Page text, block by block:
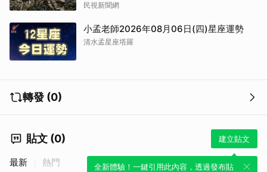
民視新聞網
小孟老師2026年08月06日(四)星座運勢
清水孟星座塔羅
轉發 (0)
貼文 (0) 建立貼文
全新體驗！一鍵引用此內容，透過發布貼
最新 熱門